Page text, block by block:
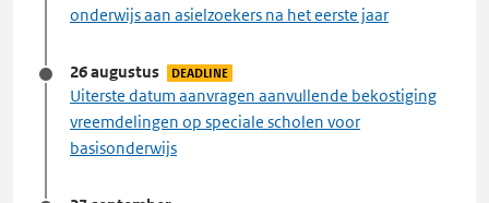
onderwijs aan asielzoekers na het eerste jaar
26 augustus DEADLINE
Uiterste datum aanvragen aanvullende bekostiging
vreemdelingen op speciale scholen voor
basisonderwijs